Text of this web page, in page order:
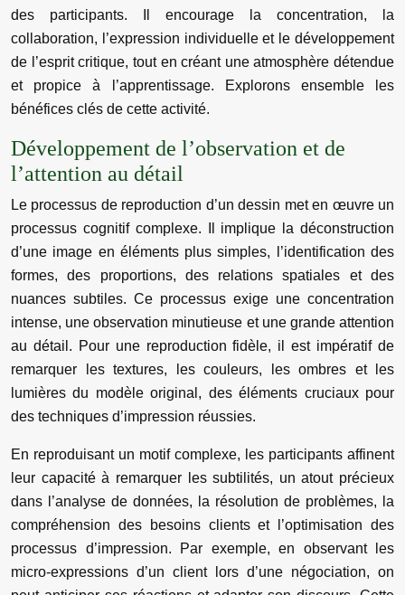
des participants. Il encourage la concentration, la
collaboration, l’expression individuelle et le développement
de l’esprit critique, tout en créant une atmosphère détendue
et propice à l’apprentissage. Explorons ensemble les
bénéfices clés de cette activité.
Développement de l’observation et de
l’attention au détail
Le processus de reproduction d’un dessin met en œuvre un
processus cognitif complexe. Il implique la déconstruction
d’une image en éléments plus simples, l’identification des
formes, des proportions, des relations spatiales et des
nuances subtiles. Ce processus exige une concentration
intense, une observation minutieuse et une grande attention
au détail. Pour une reproduction fidèle, il est impératif de
remarquer les textures, les couleurs, les ombres et les
lumières du modèle original, des éléments cruciaux pour
des techniques d’impression réussies.
En reproduisant un motif complexe, les participants affinent
leur capacité à remarquer les subtilités, un atout précieux
dans l’analyse de données, la résolution de problèmes, la
compréhension des besoins clients et l’optimisation des
processus d’impression. Par exemple, en observant les
micro-expressions d’un client lors d’une négociation, on